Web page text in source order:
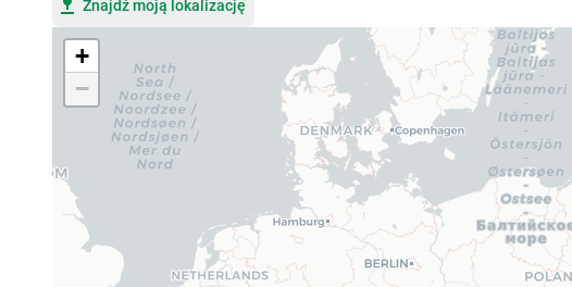
Znajdź moją lokalizację
+
−